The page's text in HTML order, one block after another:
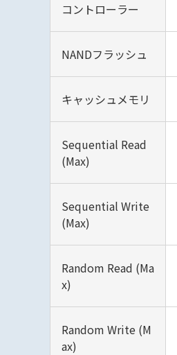
コントローラー
NANDフラッシュ
キャッシュメモリ
Sequential Read
(Max)
Sequential Write
(Max)
Random Read (Ma
x)
Random Write (M
ax)